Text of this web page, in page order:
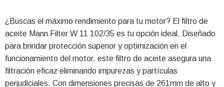
¿Buscas el máximo rendimiento para tu motor? El filtro de
aceite Mann Filter W 11 102/35 es tu opción ideal. Diseñado
para brindar protección superior y optimización en el
funcionamiento del motor, este filtro de aceite asegura una
filtración eficaz eliminando impurezas y partículas
perjudiciales. Con dimensiones precisas de 261mm de alto y